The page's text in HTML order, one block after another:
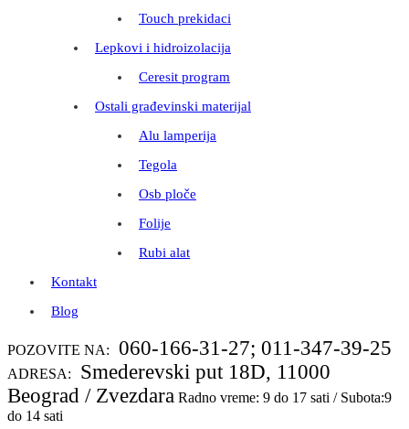
Touch prekidaci
Lepkovi i hidroizolacija
Ceresit program
Ostali građevinski materijal
Alu lamperija
Tegola
Osb ploče
Folije
Rubi alat
Kontakt
Blog
POZOVITE NA: 060-166-31-27; 011-347-39-25
ADRESA:
Smederevski put 18D, 11000
Beograd / Zvezdara Radno vreme: 9 do 17 sati / Subota:9
do 14 sati